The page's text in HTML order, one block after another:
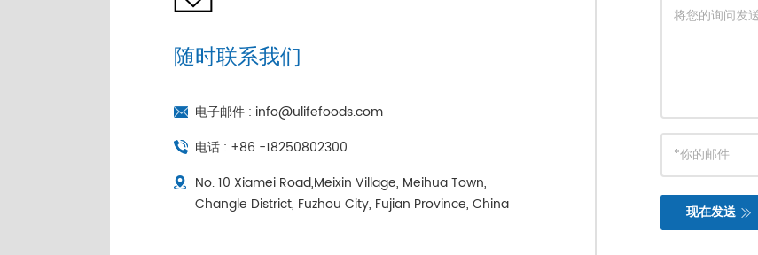
随时联系我们
电子邮件 : info@ulifefoods.com
电话 : +86 -18250802300
No. 10 Xiamei Road,Meixin Village, Meihua Town,
Changle District, Fuzhou City, Fujian Province, China
现在发送